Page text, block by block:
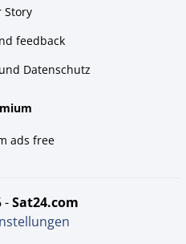
Story
feedback
Datenschutz
ads free
- sat24.com